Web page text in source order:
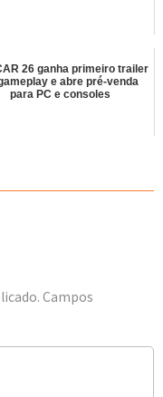
26 ganha primeiro trailer
e abre pré-venda
para PC e consoles
Campos